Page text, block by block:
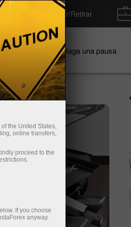
Depositar/Retirar
Campañas Haga una pausa
the United States,
online transfers,
proceed to the
If you choose
anyway.